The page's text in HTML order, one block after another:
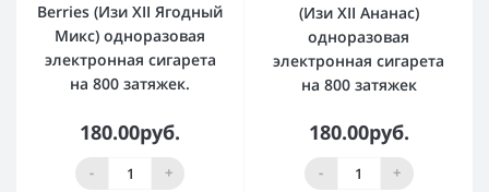
Berries (Изи XII Ягодный
Микс) одноразовая
электронная сигарета
на 800 затяжек.
180.00руб.
- +
(Изи XII Ананас)
одноразовая
электронная сигарета
на 800 затяжек
180.00руб.
- +